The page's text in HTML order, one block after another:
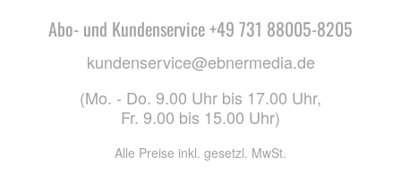
Abo- und Kundenservice +49 731 88005-8205
kundenservice@ebnermedia.de
(Mo. - Do. 9.00 Uhr bis 17.00 Uhr,
Fr. 9.00 bis 15.00 Uhr)
Alle Preise inkl. gesetzl. MwSt.